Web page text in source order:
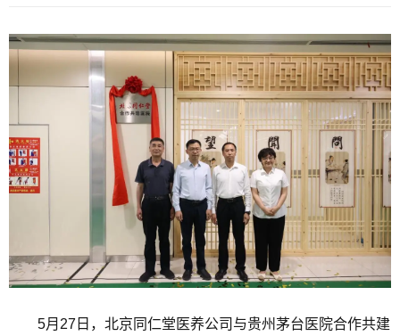
5月27日，北京同仁堂医养公司与贵州茅台医院合作共建